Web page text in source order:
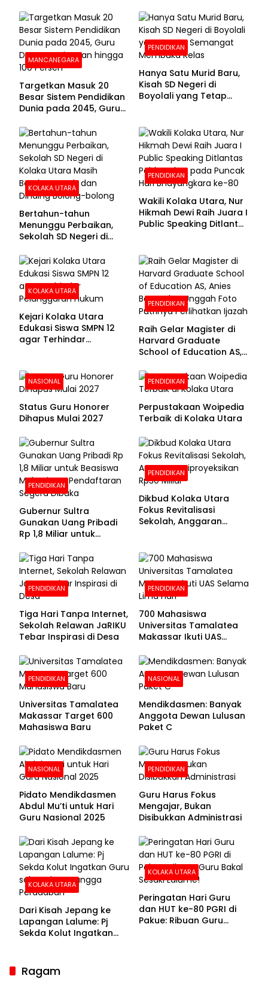
Sekolah
MANCANEGARA
Targetkan Masuk 20
Besar Sistem Pendidikan
Dunia pada 2045, Guru
100 Persen
PENDIDIKAN
Hanya Satu Murid Baru,
Kisah SD Negeri di
Boyolali yang Tetap
KOLAKA UTARA
Bertahun-tahun
Menunggu Perbaikan,
Sekolah SD Negeri di
Beralas Tanah dan
Dinding Bolong-bolong
PENDIDIKAN
Wakili Kolaka Utara, Nur
Hikmah Dewi Raih Juara I
Public Speaking Ditlantas
Bhayangkara ke-80
KOLAKA UTARA
Kejari Kolaka Utara
Edukasi Siswa SMPN 12
agar Terhindar
PENDIDIKAN
Raih Gelar Magister di
Harvard Graduate
School of Education AS,
Foto Putrinya Perlihatkan
Ijazah
NASIONAL
Status Guru Honorer
Dihapus Mulai 2027
PENDIDIKAN
Perpustakaan Woipedia
Terbaik di Kolaka Utara
PENDIDIKAN
Gubernur Sultra
Gunakan Uang Pribadi
Rp 1,8 Miliar untuk
Pendaftaran Segera
Dibuka
PENDIDIKAN
Dikbud Kolaka Utara
Fokus Revitalisasi
Sekolah, Anggaran
PENDIDIKAN
Tiga Hari Tanpa Internet,
Sekolah Relawan JaRIKU
Tebar Inspirasi di Desa
PENDIDIKAN
700 Mahasiswa
Universitas Tamalatea
Makassar Ikuti UAS
PENDIDIKAN
Universitas Tamalatea
Makassar Target 600
Mahasiswa Baru
NASIONAL
Mendikdasmen: Banyak
Anggota Dewan Lulusan
Paket C
NASIONAL
Pidato Mendikdasmen
Abdul Mu’ti untuk Hari
Guru Nasional 2025
PENDIDIKAN
Guru Harus Fokus
Mengajar, Bukan
Disibukkan Administrasi
KOLAKA UTARA
Dari Kisah Jepang ke
Lapangan Lalume: Pj
Sekda Kolut Ingatkan
KOLAKA UTARA
Peringatan Hari Guru
dan HUT ke-80 PGRI di
Pakue: Ribuan Guru
Ragam
Sekda Kolaka Utara Hadiri RUPSLB BPR Bahteramas,